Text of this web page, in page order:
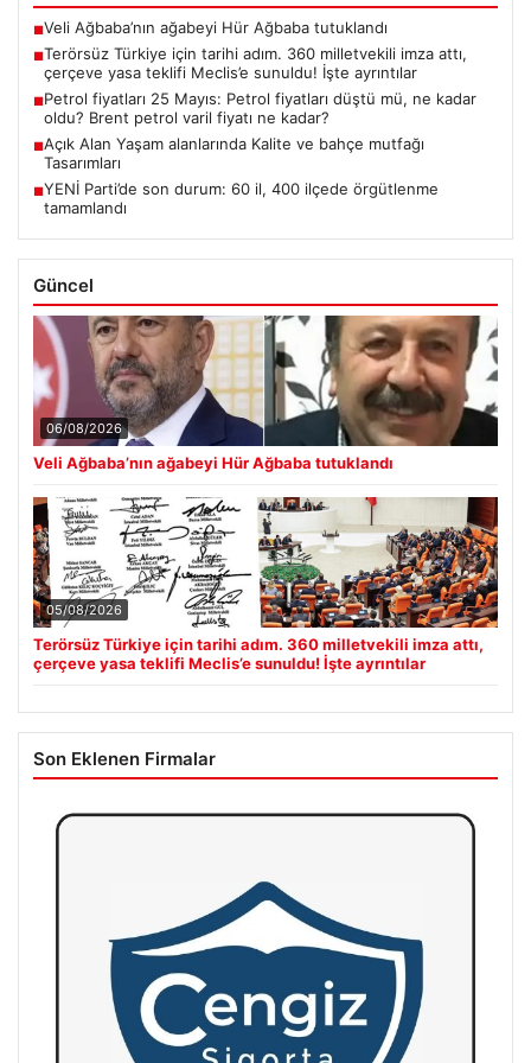
■Veli Ağbaba’nın ağabeyi Hür Ağbaba tutuklandı
■Terörsüz Türkiye için tarihi adım. 360 milletvekili imza attı,
çerçeve yasa teklifi Meclis’e sunuldu! İşte ayrıntılar
■Petrol fiyatları 25 Mayıs: Petrol fiyatları düştü mü, ne kadar
oldu? Brent petrol varil fiyatı ne kadar?
■Açık Alan Yaşam alanlarında Kalite ve bahçe mutfağı
Tasarımları
■YENİ Parti’de son durum: 60 il, 400 ilçede örgütlenme
tamamlandı
Güncel
06/08/2026
Veli Ağbaba’nın ağabeyi Hür Ağbaba tutuklandı
05/08/2026
Terörsüz Türkiye için tarihi adım. 360 milletvekili imza attı,
çerçeve yasa teklifi Meclis’e sunuldu! İşte ayrıntılar
Son Eklenen Firmalar